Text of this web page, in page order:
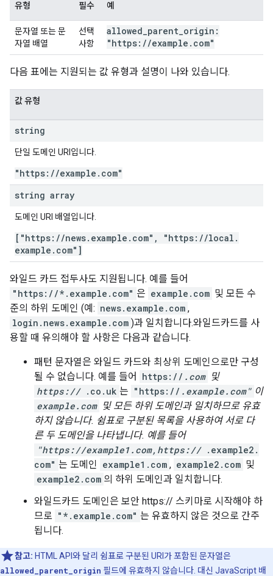
유형 필수 예
문자열 또는 문
자열 배열
선택
사항
allowed parent origin:
"https: //example . com"
다음 표에는 지원되는 값 유형과 설명이 나와 있습니다.
값 유형
string
단일 도메인 URI입니다.
"https: //example . com"
string array
도메인 URI 배열입니다.
["https: //news. example . com" , "https: //local .
example . com"]
와일드 카드 접두사도 지원됩니다. 예를 들어
"https://*.example.com" 은 example.com 및 모든 수
준의 하위 도메인 (예: news.example.com ,
login.news.example.com )과 일치합니다.와일드카드를 사
용할 때 유의해야 할 사항은 다음과 같습니다.
패턴 문자열은 와일드 카드와 최상위 도메인으로만 구성
될 수 없습니다. 예를 들어
https:// .com 및
https:// .co.uk 는 "https:// .example.com" 이
example.com 및 모든 하위 도메인과 일치하므로 유효
하지 않습니다. 쉼표로 구분된 목록을 사용하여 서로 다
른 두 도메인을 나타냅니다. 예를 들어
"https://example1.com,https:// .example2.
com" 는 도메인 example1.com , example2.com 및
example2.com 의 하위 도메인과 일치합니다.
와일드카드 도메인은 보안 https:// 스키마로 시작해야 하
므로 "*.example.com" 는 유효하지 않은 것으로 간주
됩니다.
참고: HTML API와 달리 쉼표로 구분된 URI가 포함된 문자열은
allowed_parent_origin 필드에 유효하지 않습니다. 대신 JavaScript 배